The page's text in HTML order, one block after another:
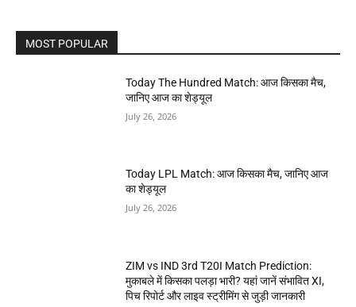
MOST POPULAR
Today The Hundred Match: आज किसका मैच,
जानिए आज का शेड्यूल
July 26, 2026
Today LPL Match: आज किसका मैच, जानिए आज
का शेड्यूल
July 26, 2026
ZIM vs IND 3rd T20I Match Prediction:
मुकाबले में किसका पलड़ा भारी? यहां जानें संभावित XI,
पिच रिपोर्ट और लाइव स्ट्रीमिंग से जुड़ी जानकारी